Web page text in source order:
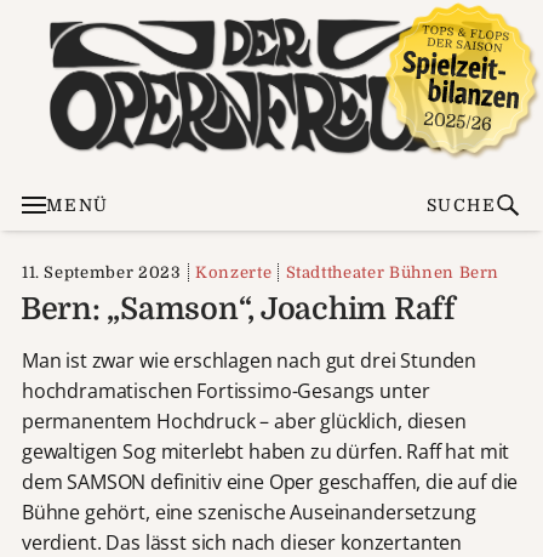
MENÜ SUCHE
11. September 2023 Konzerte Stadttheater Bühnen Bern
Bern: „Samson“, Joachim Raff
Man ist zwar wie erschlagen nach gut drei Stunden
hochdramatischen Fortissimo-Gesangs unter
permanentem Hochdruck – aber glücklich, diesen
gewaltigen Sog miterlebt haben zu dürfen. Raff hat mit
dem SAMSON definitiv eine Oper geschaffen, die auf die
Bühne gehört, eine szenische Auseinandersetzung
verdient. Das lässt sich nach dieser konzertanten